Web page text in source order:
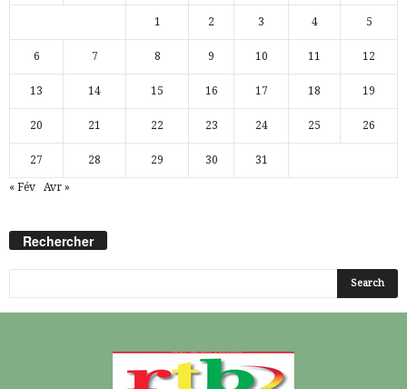
1 2 3 4 5
6 7 8 9 10 11 12
13 14 15 16 17 18 19
20 21 22 23 24 25 26
27 28 29 30 31
« Fév Avr »
Rechercher